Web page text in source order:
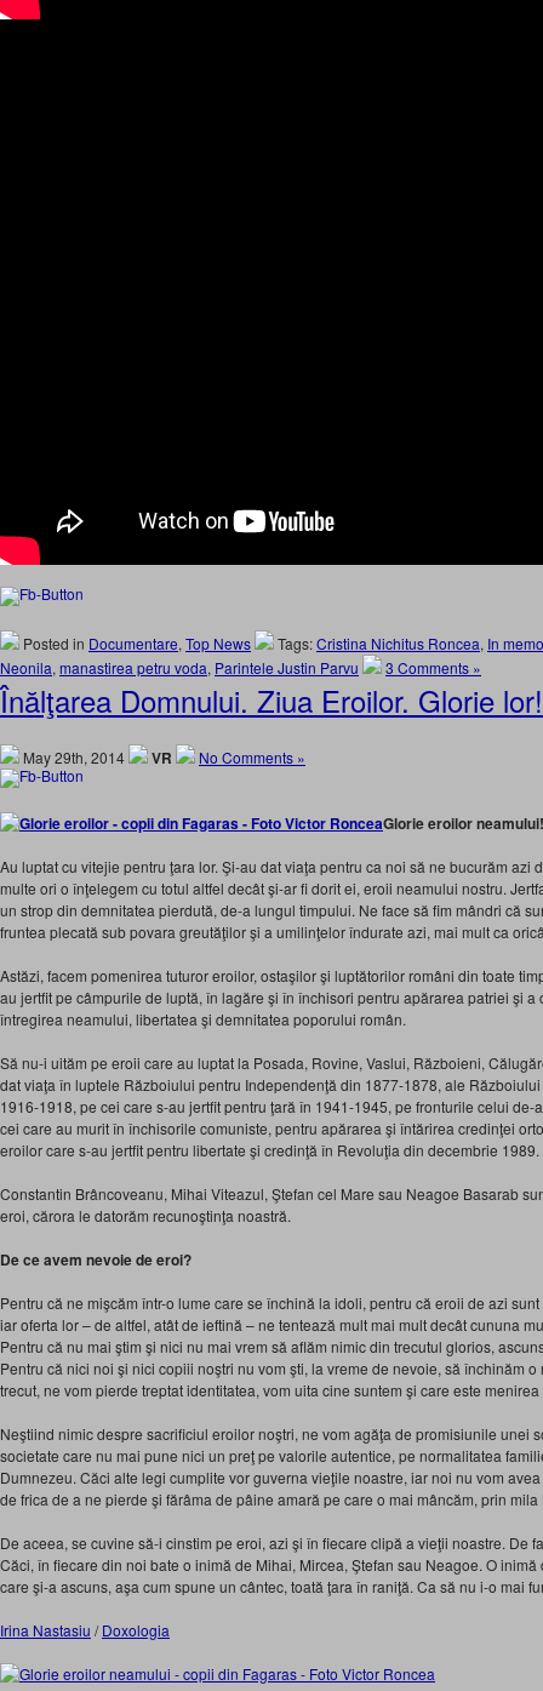
Posted in Documentare, Top News Tags:Cristina Nichitus Roncea, In
Neonila, manastirea petru voda, Parintele Justin Parvu 3 Comments »
Înălţarea Domnului. Ziua Eroilor. Glorie lor!
May 29th, 2014 VR No Comments »
Glorie eroilor neamului!
Au luptat cu vitejie pentru ţara lor. Şi-au dat viaţa pentru ca noi să ne bucurăm azi
multe ori o înţelegem cu totul altfel decât şi-ar fi dorit ei, eroii neamului nostru.
un strop din demnitatea pierdută, de-a lungul timpului. Ne face să fim mândri că
fruntea plecată sub povara greutăţilor şi a umilinţelor îndurate azi, mai mult ca
Astăzi, facem pomenirea tuturor eroilor, ostaşilor şi luptătorilor români din toate
au jertfit pe câmpurile de luptă, în lagăre şi în închisori pentru apărarea patriei şi a
întregirea neamului, libertatea şi demnitatea poporului român.
Să nu-i uităm pe eroii care au luptat la Posada, Rovine, Vaslui, Războieni,
dat viaţa în luptele Războiului pentru Independenţă din 1877-1878, ale
1916-1918, pe cei care s-au jertfit pentru ţară în 1941-1945, pe fronturile celui
cei care au murit în închisorile comuniste, pentru apărarea şi întărirea credinţei
eroilor care s-au jertfit pentru libertate şi credinţă în Revoluţia din decembrie 1989.
Constantin Brâncoveanu, Mihai Viteazul, Ştefan cel Mare sau Neagoe Basarab
eroi, cărora le datorăm recunoştinţa noastră.
De ce avem nevoie de eroi?
Pentru că ne mişcăm într-o lume care se închină la idoli, pentru că eroii de azi
iar oferta lor – de altfel, atât de ieftină – ne tentează mult mai mult decât cununa
Pentru că nu mai ştim şi nici nu mai vrem să aflăm nimic din trecutul glorios,
Pentru că nici noi şi nici copiii noştri nu vom şti, la vreme de nevoie, să închinăm
trecut, ne vom pierde treptat identitatea, vom uita cine suntem şi care este
Neştiind nimic despre sacrificiul eroilor noştri, ne vom agăţa de promisiunile unei
societate care nu mai pune nici un preţ pe valorile autentice, pe normalitatea
Dumnezeu. Căci alte legi cumplite vor guverna vieţile noastre, iar noi nu vom
de frica de a ne pierde şi fărâma de pâine amară pe care o mai mâncăm, prin
De aceea, se cuvine să-i cinstim pe eroi, azi şi în fiecare clipă a vieţii noastre. De
Căci, în fiecare din noi bate o inimă de Mihai, Mircea, Ştefan sau Neagoe. O
care şi-a ascuns, aşa cum spune un cântec, toată ţara în raniţă. Ca să nu i-o mai
Irina Nastasiu /Doxologia